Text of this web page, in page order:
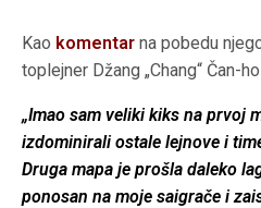
Kao komentar na pobedu
toplejner Džang „Chang“ Čan-
„Imao sam veliki kiks na prvoj
izdominirali ostale lejnove i
Druga mapa je prošla daleko
ponosan na moje saigrače i